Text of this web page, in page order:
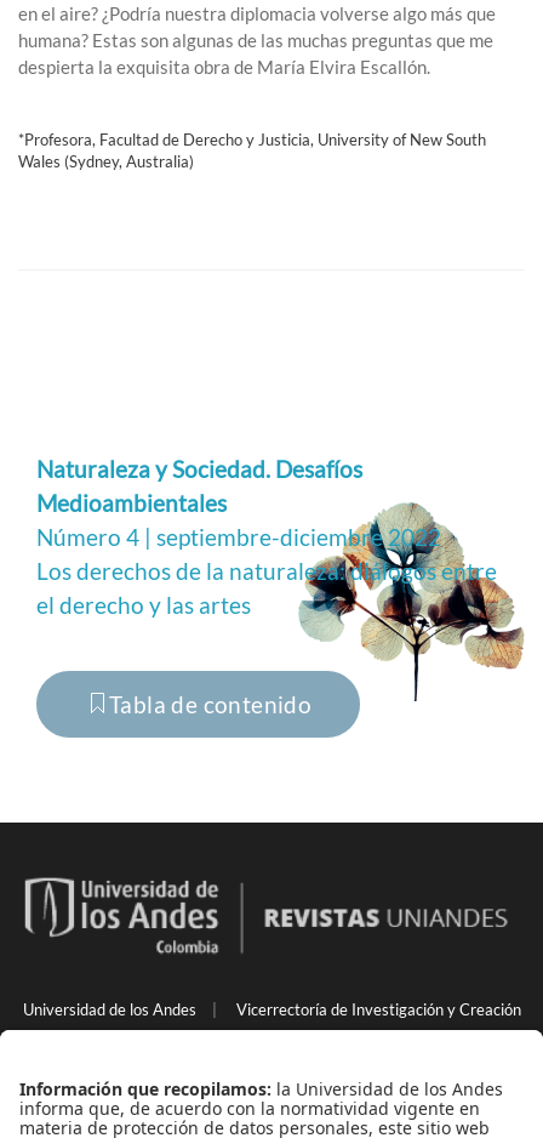
en el aire? ¿Podría nuestra diplomacia volverse algo más que
humana? Estas son algunas de las muchas preguntas que me
despierta la exquisita obra de María Elvira Escallón.
*Profesora, Facultad de Derecho y Justicia, University of New South
Wales (Sydney, Australia)
Naturaleza y Sociedad. Desafíos
Medioambientales
Número 4 | septiembre-diciembre 2022
Los derechos de la naturaleza: diálogos entre
el derecho y las artes
Tabla de contenido
Universidad de los Andes | Vicerrectoría de Investigación y Creación
Back to Top